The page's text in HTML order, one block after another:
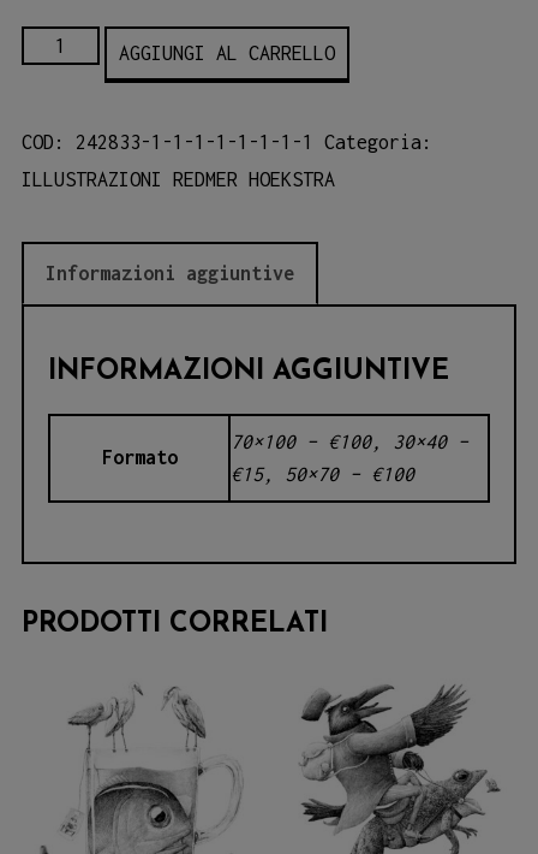
quantità
AGGIUNGI AL CARRELLO
COD: 242833-1-1-1-1-1-1-1-1
Categoria:
ILLUSTRAZIONI REDMER HOEKSTRA
Informazioni aggiuntive
INFORMAZIONI AGGIUNTIVE
Formato
70×100 – €100, 30×40 –
€15, 50×70 – €100
PRODOTTI CORRELATI